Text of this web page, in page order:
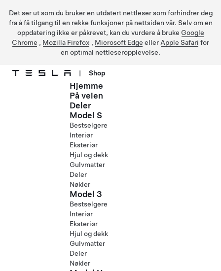
Det ser ut som du bruker en utdatert nettleser som forhindrer deg
fra å få tilgang til en rekke funksjoner på nettsiden vår. Selv om en
oppdatering ikke er påkrevet, kan du vurdere å bruke Google
Chrome , Mozilla Firefox , Microsoft Edge eller Apple Safari for
en optimal nettleseropplevelse.
| Shop
Hjemme
På veien
Deler
Model S
Bestselgere
Interiør
Eksteriør
Hjul og dekk
Gulvmatter
Deler
Nøkler
Model 3
Bestselgere
Interiør
Eksteriør
Hjul og dekk
Gulvmatter
Deler
Nøkler